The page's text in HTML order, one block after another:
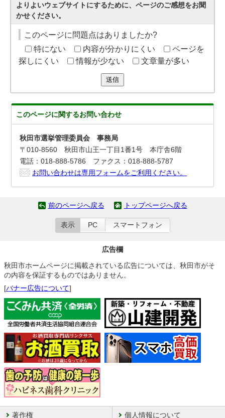
よりよいウェブサイトにするために、ページのご感想をお聞
かせください。
このページに問題点はありましたか?
特にない
内容が分かりにくい
ページを
探しにくい
情報が少ない 文章量が多い
送信
このページに関するお問い合わせ
秋田市選挙管理委員会 事務局
〒010-8560 秋田市山王一丁目1番1号 本庁舎6階
電話：018-888-5786 ファクス：018-888-5787
お問い合わせは専用フォームをご利用ください。
前のページへ戻る トップページへ戻る
表示 PC スマートフォン
広告欄
秋田市ホームページに掲載されている広告については、秋田市がそ
の内容を保証するものではありません。
[バナー広告について]
著作権 個人情報について